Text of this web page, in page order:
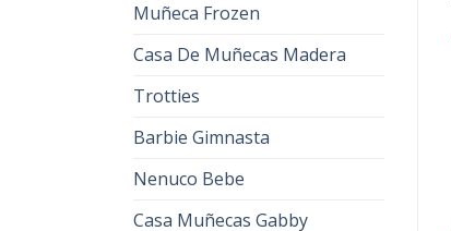
Muñeca Frozen
Casa De Muñecas Madera
Trotties
Barbie Gimnasta
Nenuco Bebe
Casa Muñecas Gabby